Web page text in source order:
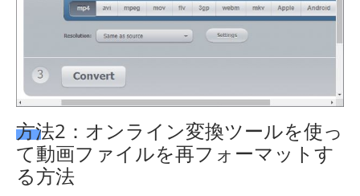
方法2：オンライン変換ツールを使っ
て動画ファイルを再フォーマットす
る方法